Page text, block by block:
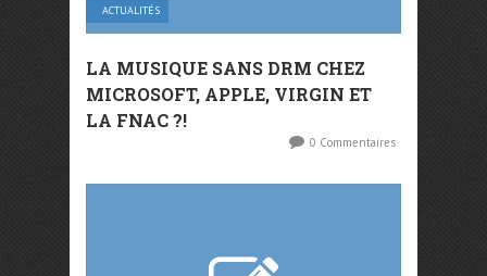
ACTUALITÉS
LA MUSIQUE SANS DRM CHEZ
MICROSOFT, APPLE, VIRGIN ET
LA FNAC ?!
0 Commentaires